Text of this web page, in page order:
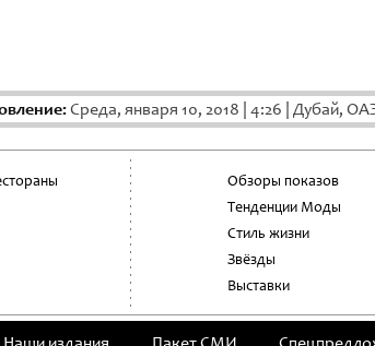
Среда, января 10, 2018 4:26 Дубай,
Обзоры показов
Тенденции Моды
Стиль жизни
Звёзды
Выставки